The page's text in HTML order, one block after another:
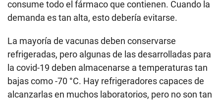
consume todo el fármaco que contienen. Cuando la
demanda es tan alta, esto debería evitarse.
La mayoría de vacunas deben conservarse
refrigeradas, pero algunas de las desarrolladas para
la covid-19 deben almacenarse a temperaturas tan
bajas como -70 °C. Hay refrigeradores capaces de
alcanzarlas en muchos laboratorios, pero no son tan